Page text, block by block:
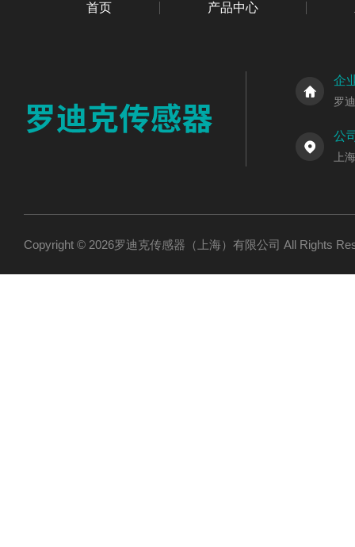
首页 产品中心
企
罗
公
上
Copyright © 2026罗迪克传感器（上海）有限公司 All Rights